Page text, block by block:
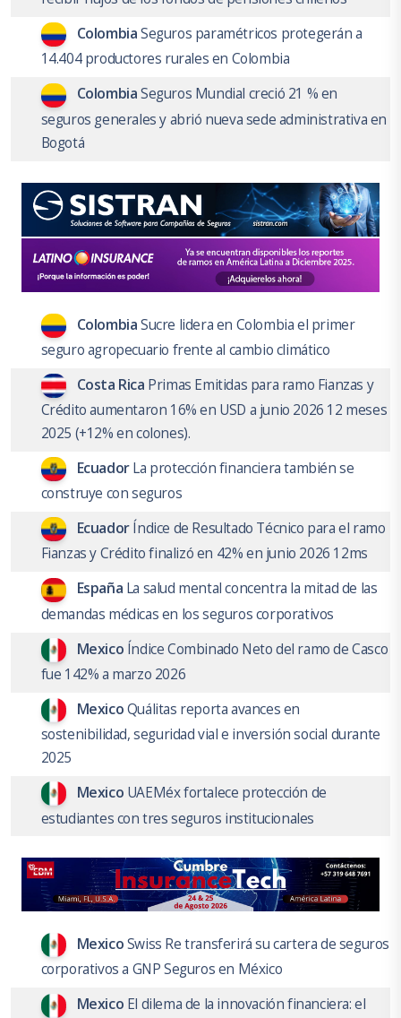
ColombiaSeguros paramétricos protegerán a
14.404 productores rurales en Colombia
ColombiaSeguros Mundial creció 21 % en
seguros generales y abrió nueva sede administrativa en
Bogotá
ColombiaSucre lidera en Colombia el primer
seguro agropecuario frente al cambio climático
Costa Rica Primas Emitidas para ramo Fianzas y
Crédito aumentaron 16% en USD a junio 2026 12 meses
2025 (+12% en colones).
EcuadorLa protección financiera también se
construye con seguros
EcuadorÍndice de Resultado Técnico para el ramo
Fianzas y Crédito finalizó en 42% en junio 2026 12ms
España La salud mental concentra la mitad de las
demandas médicas en los seguros corporativos
Mexico Índice Combinado Neto del ramo de Casco
fue 142% a marzo 2026
MexicoQuálitas reporta avances en
sostenibilidad, seguridad vial e inversión social durante
2025
Mexico UAEMéx fortalece protección de
estudiantes con tres seguros institucionales
MexicoSwiss Re transferirá su cartera de seguros
corporativos a GNP Seguros en México
Mexico El dilema de la innovación financiera: el